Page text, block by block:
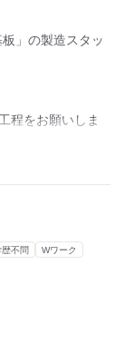
」の製造スタッ
程をお願いしま
です◎
ク作業が好きな
歴不問
Wワーク